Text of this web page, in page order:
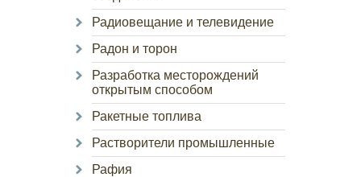
Радиовещание и телевидение
Радон и торон
Разработка месторождений
открытым способом
Ракетные топлива
Растворители промышленные
Рафия